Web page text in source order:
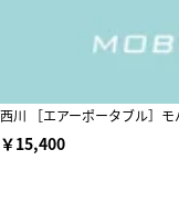
西川 ［エアーポータブル］モ
￥15,400